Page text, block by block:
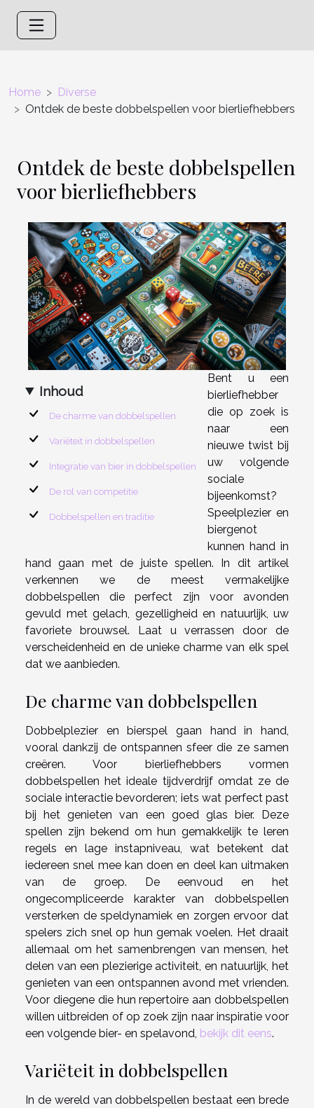
Home
Diverse
Ontdek de beste dobbelspellen voor bierliefhebbers
Ontdek de beste dobbelspellen
voor bierliefhebbers
Inhoud
De charme van dobbelspellen
Variëteit in dobbelspellen
Integratie van bier in dobbelspellen
De rol van competitie
Dobbelspellen en traditie
Bent u een
bierliefhebber
die op zoek is
naar een
nieuwe twist bij
uw volgende
sociale
bijeenkomst?
Speelplezier en
biergenot
kunnen hand in
hand gaan met de juiste spellen. In dit artikel
verkennen we de meest vermakelijke
dobbelspellen die perfect zijn voor avonden
gevuld met gelach, gezelligheid en natuurlijk, uw
favoriete brouwsel. Laat u verrassen door de
verscheidenheid en de unieke charme van elk spel
dat we aanbieden.
De charme van dobbelspellen
Dobbelplezier en bierspel gaan hand in hand,
vooral dankzij de ontspannen sfeer die ze samen
creëren. Voor bierliefhebbers vormen
dobbelspellen het ideale tijdverdrijf omdat ze de
sociale interactie bevorderen; iets wat perfect past
bij het genieten van een goed glas bier. Deze
spellen zijn bekend om hun gemakkelijk te leren
regels en lage instapniveau, wat betekent dat
iedereen snel mee kan doen en deel kan uitmaken
van de groep. De eenvoud en het
ongecompliceerde karakter van dobbelspellen
versterken de speldynamiek en zorgen ervoor dat
spelers zich snel op hun gemak voelen. Het draait
allemaal om het samenbrengen van mensen, het
delen van een plezierige activiteit, en natuurlijk, het
genieten van een ontspannen avond met vrienden.
Voor diegene die hun repertoire aan dobbelspellen
willen uitbreiden of op zoek zijn naar inspiratie voor
een volgende bier- en spelavond, bekijk dit eens.
Variëteit in dobbelspellen
In de wereld van dobbelspellen bestaat een brede